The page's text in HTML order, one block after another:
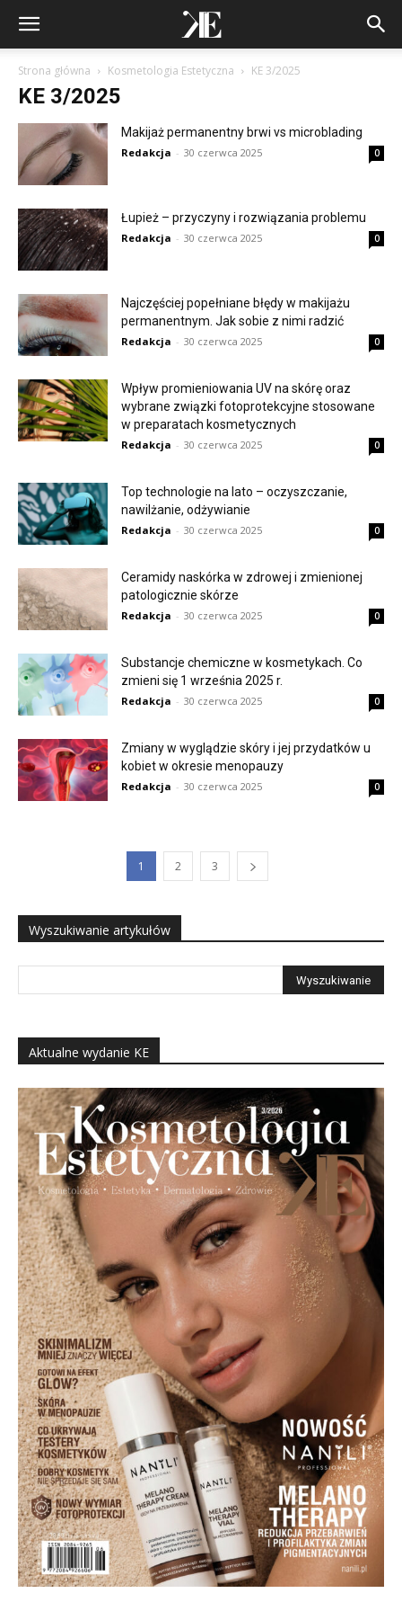
Strona główna Kosmetologia Estetyczna KE 3/2025
KE 3/2025
Makijaż permanentny brwi vs microblading
Redakcja - 30 czerwca 2025 0
Łupież – przyczyny i rozwiązania problemu
Redakcja - 30 czerwca 2025 0
Najczęściej popełniane błędy w makijażu
permanentnym. Jak sobie z nimi radzić
Redakcja - 30 czerwca 2025 0
Wpływ promieniowania UV na skórę oraz
wybrane związki fotoprotekcyjne stosowane
w preparatach kosmetycznych
Redakcja - 30 czerwca 2025 0
Top technologie na lato – oczyszczanie,
nawilżanie, odżywianie
Redakcja - 30 czerwca 2025 0
Ceramidy naskórka w zdrowej i zmienionej
patologicznie skórze
Redakcja - 30 czerwca 2025 0
Substancje chemiczne w kosmetykach. Co
zmieni się 1 września 2025 r.
Redakcja - 30 czerwca 2025 0
Zmiany w wyglądzie skóry i jej przydatków u
kobiet w okresie menopauzy
Redakcja - 30 czerwca 2025 0
1 2 3
Wyszukiwanie artykułów
Aktualne wydanie KE